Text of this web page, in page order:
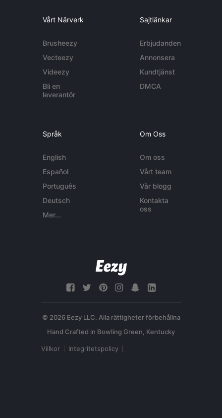
Vårt Närverk
Brusheezy
Vecteezy
Videezy
Bli en
leverantör
Sajtlänkar
Erbjudanden
Annonsera
Kundtjänst
DMCA
Språk
English
Español
Português
Deutsch
Mer...
Om Oss
Om oss
Vårt team
Vår blogg
Kontakta
oss
© 2026 Eezy LLC. Alla rättigheter förbehållna
Villkor Integritetspolicy